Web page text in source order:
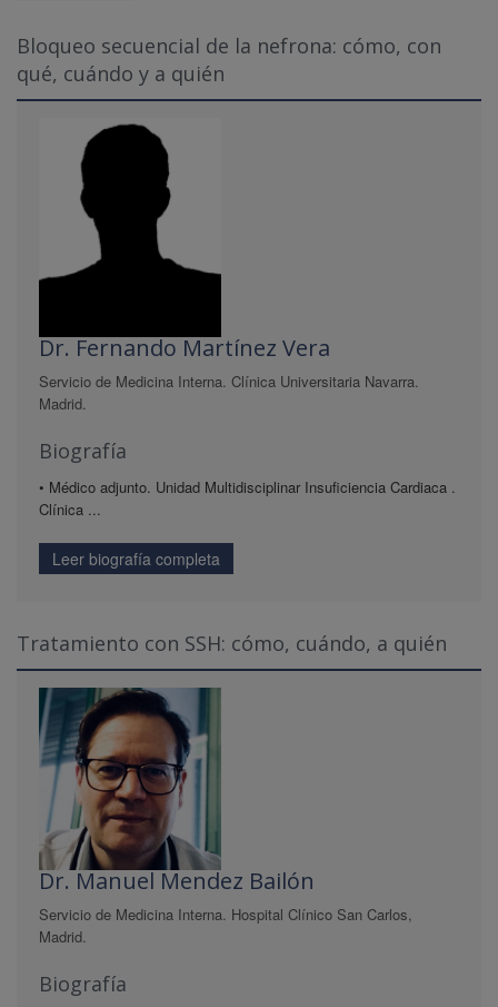
Bloqueo secuencial de la nefrona: cómo, con
qué, cuándo y a quién
Dr. Fernando Martínez Vera
Servicio de Medicina Interna. Clínica Universitaria Navarra.
Madrid.
Biografía
• Médico adjunto. Unidad Multidisciplinar Insuficiencia Cardiaca .
Clínica ...
Leer biografía completa
Tratamiento con SSH: cómo, cuándo, a quién
Dr. Manuel Mendez Bailón
Servicio de Medicina Interna. Hospital Clínico San Carlos,
Madrid.
Biografía